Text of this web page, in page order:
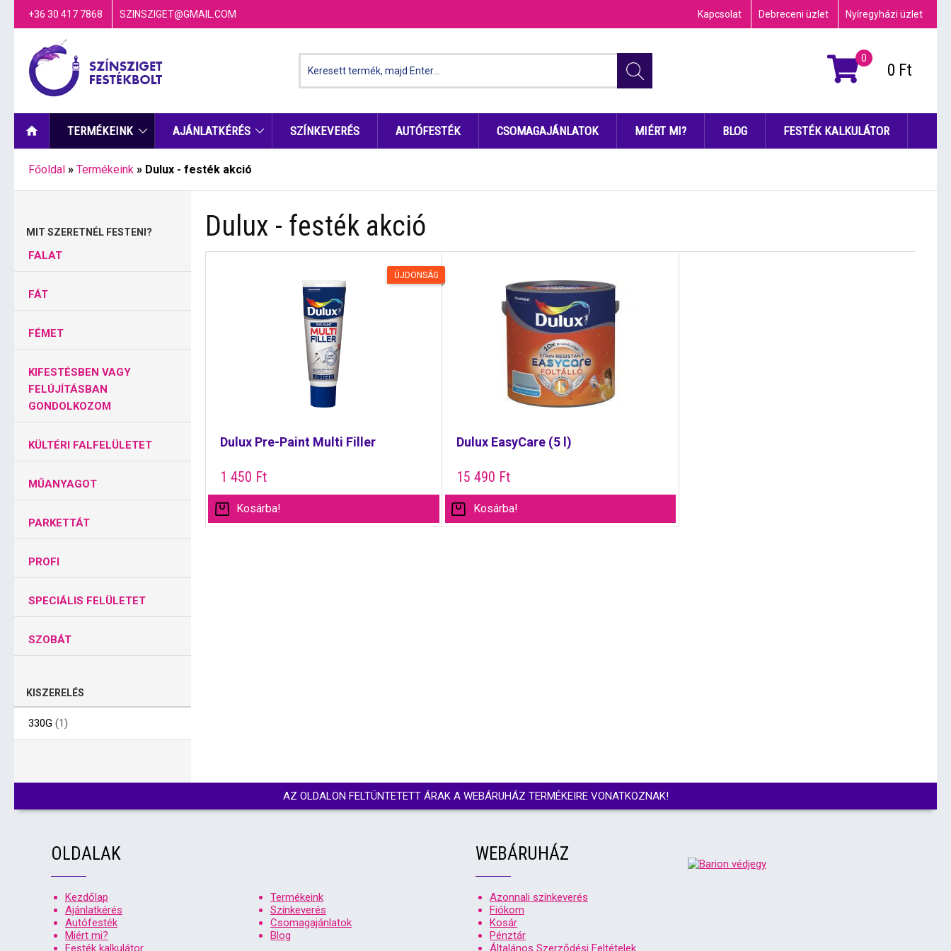
+36 30 417 7868 SZINSZIGET@GMAIL.COM Kapcsolat Debreceni üzlet Nyíregyházi üzlet
0
0 Ft
TERMÉKEINK AJÁNLATKÉRÉS SZÍNKEVERÉS AUTÓFESTÉK CSOMAGAJÁNLATOK MIÉRT MI? BLOG FESTÉK KALKULÁTOR
Főoldal » Termékeink » Dulux - festék akció
MIT SZERETNÉL FESTENI?
FALAT
FÁT
FÉMET
KIFESTÉSBEN VAGY
FELÚJÍTÁSBAN
GONDOLKOZOM
KÜLTÉRI FALFELÜLETET
MŰANYAGOT
PARKETTÁT
PROFI
SPECIÁLIS FELÜLETET
SZOBÁT
KISZERELÉS
330G (1)
Dulux - festék akció
ÚJDONSÁG
Dulux Pre-Paint Multi Filler
1 450 Ft
Kosárba!
Dulux EasyCare (5 l)
15 490 Ft
Kosárba!
AZ OLDALON FELTÜNTETETT ÁRAK A WEBÁRUHÁZ TERMÉKEIRE VONATKOZNAK!
OLDALAK
Kezdőlap
Termékeink
Ajánlatkérés
Színkeverés
Autófesték
Csomagajánlatok
Miért mi?
Blog
Festék kalkulátor
WEBÁRUHÁZ
Azonnali színkeverés
Fiókom
Kosár
Pénztár
Általános Szerződési Feltételek